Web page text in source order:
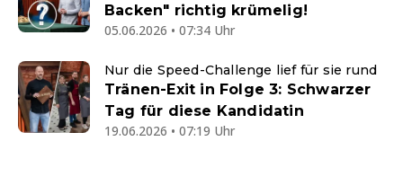
Backen" richtig krümelig!
05.06.2026 • 07:34 Uhr
Nur die Speed-Challenge lief für sie rund
Tränen-Exit in Folge 3: Schwarzer
Tag für diese Kandidatin
19.06.2026 • 07:19 Uhr